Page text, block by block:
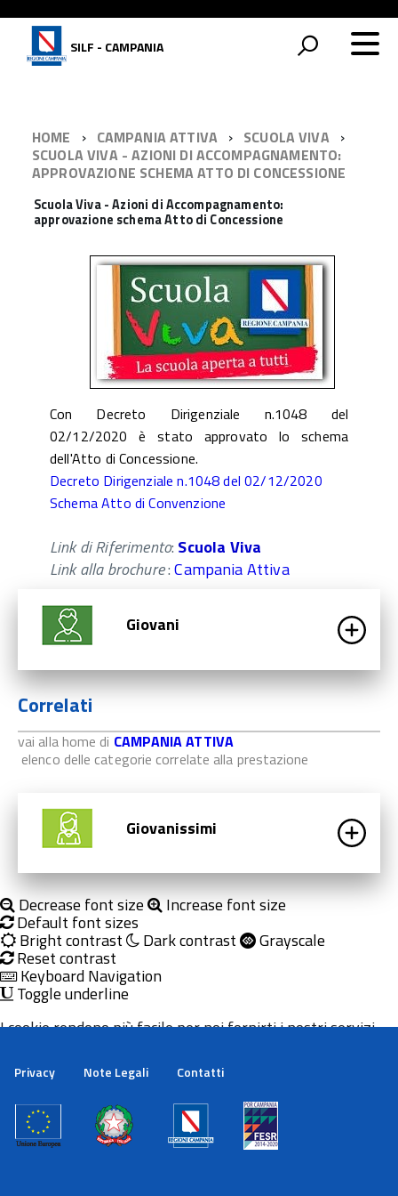
SILF - CAMPANIA
HOME CAMPANIA ATTIVA
SCUOLA VIVA
SCUOLA VIVA - AZIONI DI ACCOMPAGNAMENTO:
APPROVAZIONE SCHEMA ATTO DI CONCESSIONE
Scuola Viva - Azioni di Accompagnamento:
approvazione schema Atto di Concessione
Con Decreto Dirigenziale n.1048 del
02/12/2020 è stato approvato lo schema
dell'Atto di Concessione.
Decreto Dirigenziale n.1048 del 02/12/2020
Schema Atto di Convenzione
Link di Riferimento: Scuola Viva
Link alla brochure:Campania Attiva
Giovani
Correlati
vai alla home di CAMPANIA ATTIVA
elenco delle categorie correlate alla prestazione
Giovanissimi
Decrease font size Increase font size
Default font sizes
Bright contrast Dark contrast Grayscale
Reset contrast
Keyboard Navigation
Toggle underline
Privacy Note Legali Contatti
I cookie rendono più facile per noi fornirti i nostri servizi.
cookie.
Maggiori informazioni